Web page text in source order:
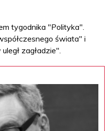
tygodnika "Polityka".
świata" i
zagładzie".